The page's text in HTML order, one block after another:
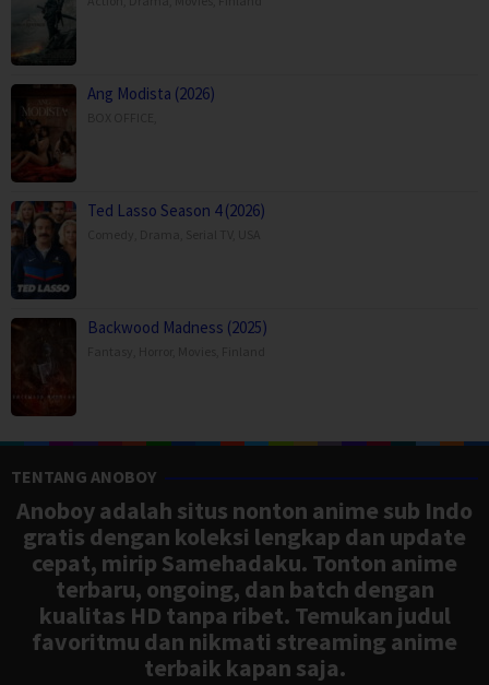
Ang Modista (2026)
Ted Lasso Season 4 (2026)
Backwood Madness (2025)
TENTANG ANOBOY
Anoboy adalah situs nonton anime sub Indo
gratis dengan koleksi lengkap dan update
cepat, mirip Samehadaku. Tonton anime
terbaru, ongoing, dan batch dengan
kualitas HD tanpa ribet. Temukan judul
favoritmu dan nikmati streaming anime
terbaik kapan saja.